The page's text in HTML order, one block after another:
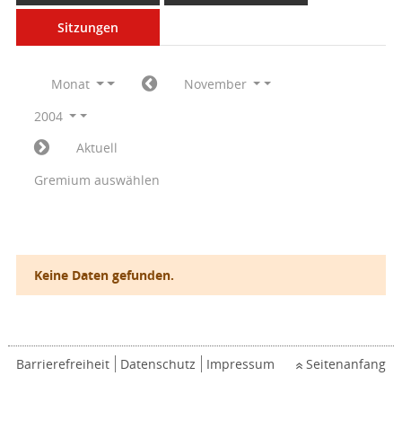
Sitzungen
Monat
November
2004
Aktuell
Gremium auswählen
Keine Daten gefunden.
Barrierefreiheit Datenschutz Impressum Seitenanfang